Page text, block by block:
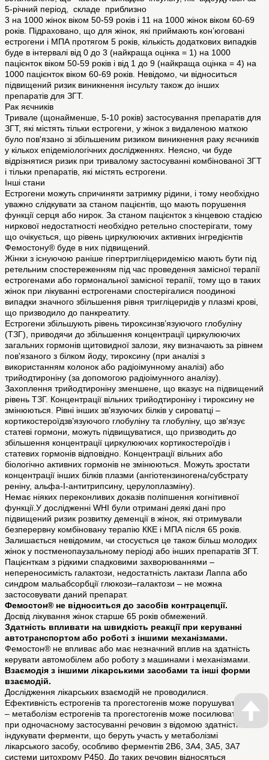
5-річний період, складе приблизно
3 на 1000 жінок віком 50-59 років і 11 на 1000 жінок віком 60-69
років. Підраховано, що для жінок, які приймають кон’юговані
естрогени і МПА протягом 5 років, кількість додаткових випадків
буде в інтервалі від 0 до 3 (найкраща оцінка = 1) на 1000
пацієнток віком 50-59 років і від 1 до 9 (найкраща оцінка = 4) на
1000 пацієнток віком 60-69 років. Невідомо, чи відноситься
підвищений ризик виникнення інсульту також до інших
препаратів для ЗГТ.
Рак яєчників
Тривале (щонайменше, 5-10 років) застосування препаратів для
ЗГТ, які містять тільки естрогени, у жінок з видаленою маткою
було пов'язано зі збільшеним ризиком виникнення раку яєчників
у кількох епідеміологічних дослідженнях. Неясно, чи буде
відрізнятися ризик при тривалому застосуванні комбінованої ЗГТ
і тільки препаратів, які містять естрогени.
Інші стани
Естрогени можуть спричиняти затримку рідини, і тому необхідно
уважно слідкувати за станом пацієнтів, що мають порушення
функції серця або нирок. За станом пацієнток з кінцевою стадією
ниркової недостатності необхідно ретельно спостерігати, тому
що очікується, що рівень циркулюючих активних інгредієнтів
Фемостону® буде в них підвищений.
Жінки з існуючою раніше гіпертригліцеридемією мають бути під
ретельним спостереженням під час проведення замісної терапії
естрогенами або гормональної замісної терапії, тому що в таких
жінок при лікуванні естрогенами спостерігалися поодинокі
випадки значного збільшення рівня тригліцеридів у плазмі крові,
що призводило до панкреатиту.
Естрогени збільшують рівень тироксинзв’язуючого глобуліну
(ТЗГ), приводячи до збільшення концентрації циркулюючих
загальних гормонів щитовидної залози, яку визначають за рівнем
пов'язаного з білком йоду, тироксину (при аналізі з
використанням колонок або радіоімунному аналізі) або
трийодтироніну (за допомогою радіоімунного аналізу).
Захоплення трийодтироніну зменшене, що вказує на підвищений
рівень ТЗГ. Концентрації вільних трийодтироніну і тироксину не
змінюються. Рівні інших зв’язуючих білків у сироватці –
кортикостероїдзв’язуючого глобуліну та глобуліну, що зв'язує
статеві гормони, можуть підвищуватися, що призводить до
збільшення концентрації циркулюючих кортикостероїдів і
статевих гормонів відповідно. Концентрації вільних або
біологічно активних гормонів не змінюються. Можуть зростати
концентрації інших білків плазми (ангіотензиногена/субстрату
реніну, альфа-I-антитрипсину, церулоплазміну).
Немає ніяких переконливих доказів поліпшення когнітивної
функції.У дослідженні WHI були отримані деякі дані про
підвищений ризик розвитку деменції в жінок, які отримували
безперервну комбіновану терапію ККЕ і МПА після 65 років.
Залишається невідомим, чи стосується це також більш молодих
жінок у постменопаузальному періоді або інших препаратів ЗГТ.
Пацієнткам з рідкими спадковими захворюваннями –
непереносимість галактози, недостатність лактази Лаппа або
синдром мальабсорбції глюкози–галактози – не можна
застосовувати даний препарат.
Фемостон® не відноситься до засобів контрацепції.
Досвід лікування жінок старше 65 років обмежений.
Здатність впливати на швидкість реакції при керуванні
автотранспортом або роботі з іншими механізмами.
Фемостон® не впливає або має незначний вплив на здатність
керувати автомобілем або роботу з машинами і механізмами.
Взаємодія з іншими лікарськими засобами та інші форми
взаємодій.
Дослідження лікарських взаємодій не проводилися.
Ефективність естрогенів та прогестогенів може порушуватися:
– метаболізм естрогенів та прогестогенів може посилюватися
при одночасному застосуванні речовин з відомою здатністю
індукувати ферменти, що беруть участь у метаболізмі
лікарського засобу, особливо ферментів 2В6, 3А4, 3А5, 3А7
системи цитохрому Р450. До таких речовин відносяться